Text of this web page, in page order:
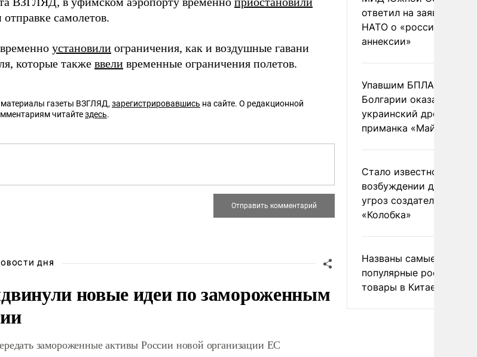
самолетов.
установили ограничения, как и воздушные гавани
которые также ввели временные ограничения полетов.
газеты ВЗГЛЯД, зарегистрировавшись на сайте. О редакционной
читайтездесь.
ДНЯ
новые идеи по замороженным
замороженные активы России новой организации ЕС
ответил на заявления
НАТО о «российской
аннексии»
Упавшим БПЛА в
Болгарии оказался
украинский дрон-
приманка «Майя»
Стало известно о
возбуждении дела из-
угроз создателям
«Колобка»
Названы самые
популярные российские
товары в Китае